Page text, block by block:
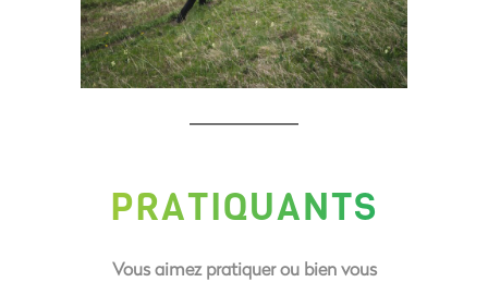
PRATIQUANTS
Vous aimez pratiquer ou bien vous